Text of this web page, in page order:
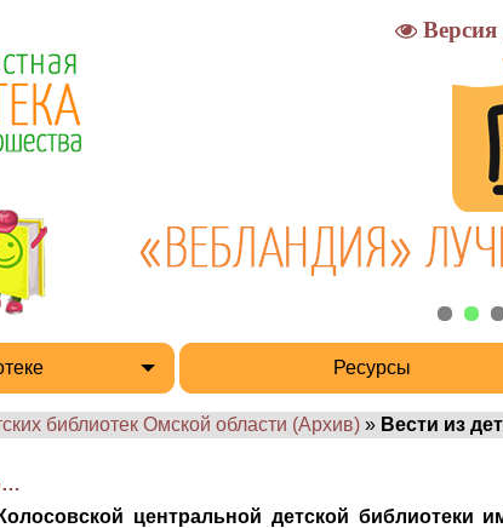
Ресурсы
библиотек Омской области (Архив) » Вести из
Колосовской центральной детской библиотеки